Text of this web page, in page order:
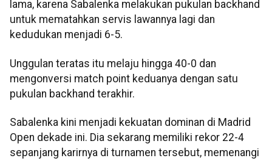
lama, karena Sabalenka melakukan pukulan backhand
untuk mematahkan servis lawannya lagi dan
kedudukan menjadi 6-5.
Unggulan teratas itu melaju hingga 40-0 dan
mengonversi match point keduanya dengan satu
pukulan backhand terakhir.
Sabalenka kini menjadi kekuatan dominan di Madrid
Open dekade ini. Dia sekarang memiliki rekor 22-4
sepanjang karirnya di turnamen tersebut, memenangi